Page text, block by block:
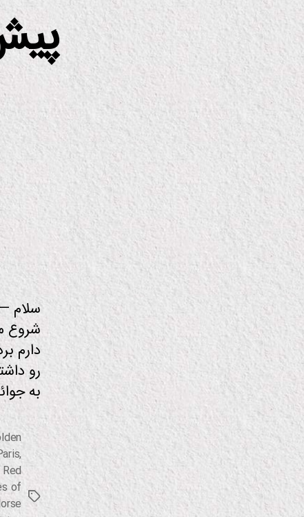
دسته‌ها
بی
ت
ان
ی
ن
س
دار
ر
ل
ف
م
م
و
دارم
رو
به
,
Red
of